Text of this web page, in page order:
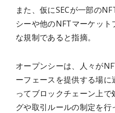
また、仮にSECが一部の
シーや他のNFTマーケッ
な規制であると指摘。
オープンシーは、人々が
ーフェースを提供する場
ってブロックチェーン上
グや取引ルールの制定を行